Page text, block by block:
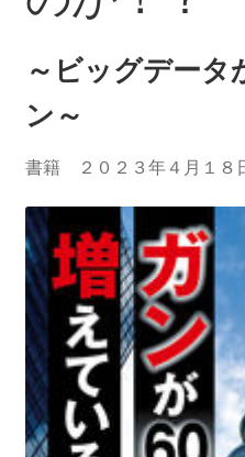
さき 集会
2014.10.13 「今こそ９
科会【原発は人権問題
2022.3.13 第11回原発
さき 集会
2015.3.8 第4回原発ゼ
～ビッグデータ
ン～
書籍 ２０２３年４月１８